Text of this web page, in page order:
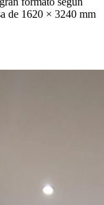
de 1620 × 3240 mm